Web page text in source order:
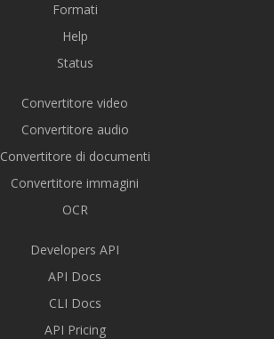
Formati
Help
Status
Convertitore video
Convertitore audio
Convertitore di documenti
Convertitore immagini
OCR
Developers API
API Docs
CLI Docs
API Pricing